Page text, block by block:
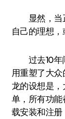
显然，当
自己的理想，
过去10年
用重塑了大
龙的设想是
单，所有功
载安装和注